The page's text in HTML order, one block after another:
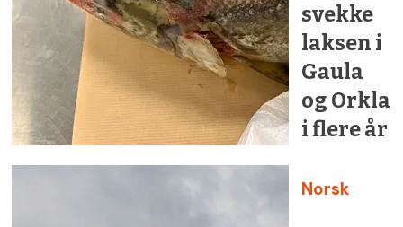
svekke
laksen i
Gaula
og Orkla
i flere år
Norsk